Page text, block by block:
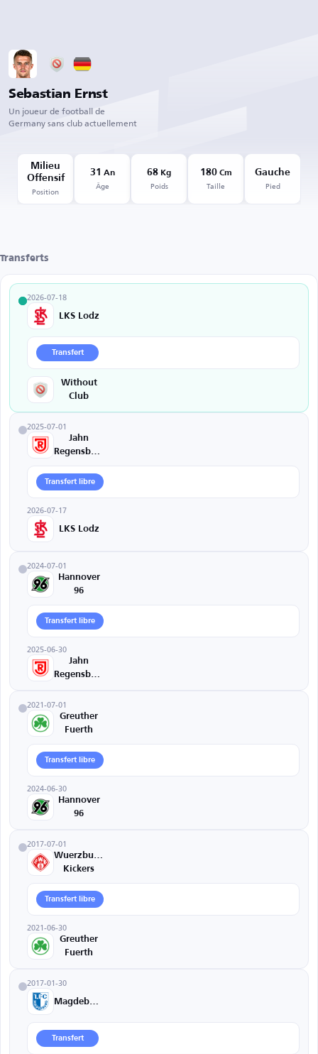
Sebastian Ernst
Un joueur de football de
Germany sans club actuellement
Milieu
Offensif
Position
31 An
Âge
68 Kg
Poids
180Cm
Taille
Gauche
Pied
Transferts
2026-07-18
LKS Lodz
Transfert
Without
Club
2025-07-01
Jahn
Regensburg
Transfert libre
2026-07-17
LKS Lodz
2024-07-01
Hannover
96
Transfert libre
2025-06-30
Jahn
Regensburg
2021-07-01
Greuther
Fuerth
Transfert libre
2024-06-30
Hannover
96
2017-07-01
Wuerzburger
Kickers
Transfert libre
2021-06-30
Greuther
Fuerth
2017-01-30
Transfert